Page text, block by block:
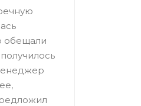
обещали